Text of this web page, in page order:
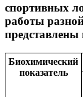
спортивных
работы
Биохимический
показатель